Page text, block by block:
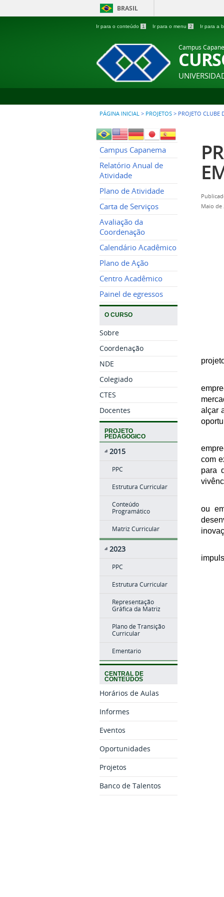
BRASIL
Ir para o conteúdo 1 Ir para o menu 2 Ir para a
Campus
PÁGINA INICIAL > PROJETOS > PROJETO CLUBE
Campus Capanema
Relatório Anual de
Atividade
Plano de Atividade
Carta de Serviços
Avaliação da
Coordenação
Calendário Acadêmico
Plano de Ação
Centro Acadêmico
Painel de egressos
O CURSO
Sobre
Coordenação
NDE
Colegiado
CTES
Docentes
PROJETO
PEDAGOGICO
2015
PPC
Estrutura Curricular
Conteúdo
Programático
Matriz Curricular
2023
PPC
Estrutura Curricular
Representação
Gráfica da Matriz
Plano de Transição
Curricular
Ementario
CENTRAL DE
CONTEÚDOS
Horários de Aulas
Informes
Eventos
Oportunidades
Projetos
Banco de Talentos
Maio de
alçar
com
para
ou